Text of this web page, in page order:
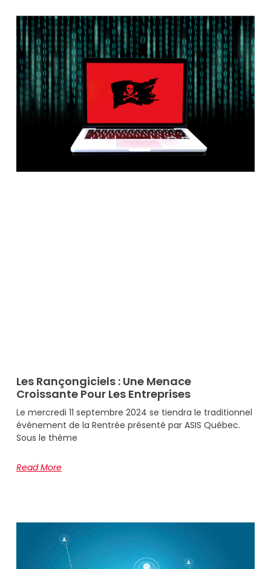
Les Rançongiciels : Une Menace
Croissante Pour Les Entreprises
Le mercredi 11 septembre 2024 se tiendra le traditionnel
événement de la Rentrée présenté par ASIS Québec.
Sous le thème
Read More